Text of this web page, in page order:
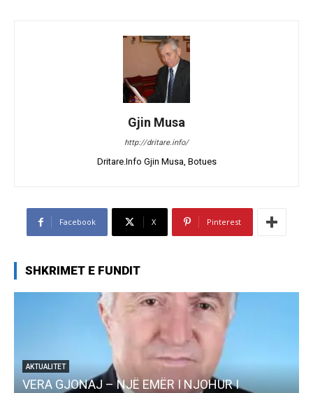
Gjin Musa
http://dritare.info/
Dritare.Info Gjin Musa, Botues
Facebook X Pinterest
SHKRIMET E FUNDIT
AKTUALITET
VERA GJONAJ – NJË EMËR I NJOHUR I